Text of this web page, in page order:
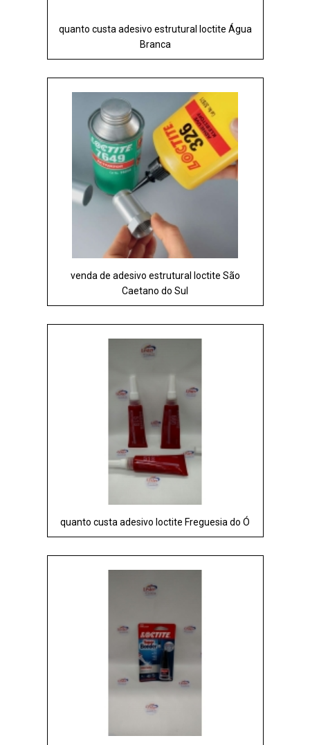
quanto custa adesivo estrutural loctite Água
Branca
venda de adesivo estrutural loctite São
Caetano do Sul
quanto custa adesivo loctite Freguesia do Ó